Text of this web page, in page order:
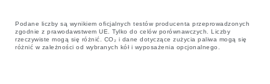
Podane liczby są wynikiem oficjalnych testów producenta przeprowadzonych
zgodnie z prawodawstwem UE. Tylko do celów porównawczych. Liczby
rzeczywiste mogą się różnić. CO₂ i dane dotyczące zużycia paliwa mogą się
różnić w zależności od wybranych kół i wyposażenia opcjonalnego.